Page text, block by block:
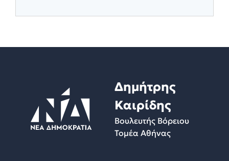
Δημήτρης
Καιρίδης
Βουλευτής Βόρειου
Τομέα Αθήνας